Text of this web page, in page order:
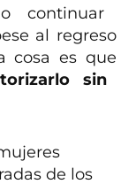
continuar
al regreso
cosa es que
sin